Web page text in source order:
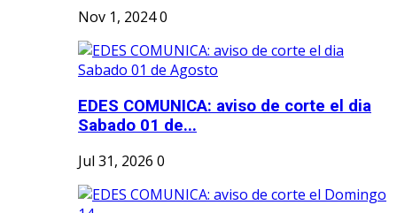
Nov 1, 20240
EDES COMUNICA: aviso de corte el dia
Sabado 01 de...
Jul 31, 2026 0